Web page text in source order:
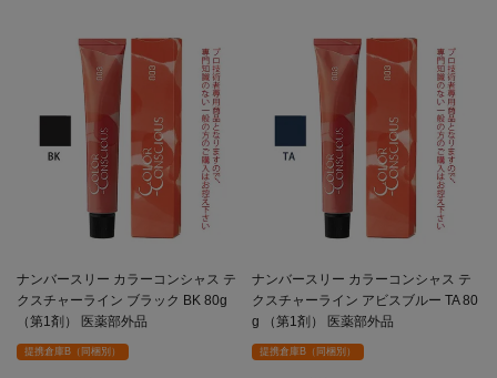
ナンバースリー カラーコンシャス テ
クスチャーライン ブラック BK 80g
（第1剤） 医薬部外品
提携倉庫B（同梱別）
ナンバースリー カラーコンシャス テ
クスチャーライン アビスブルー TA 80
g （第1剤） 医薬部外品
提携倉庫B（同梱別）